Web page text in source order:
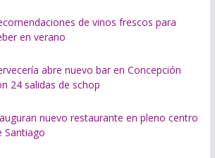
de vinos frescos para
en verano
abre nuevo bar en Concepción
24 salidas de schop
nuevo restaurante en pleno centro
Santiago